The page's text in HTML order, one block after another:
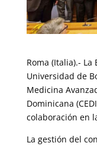
Roma (Italia).-
Universidad de
Medicina
Dominicana
colaboración en
La gestión del